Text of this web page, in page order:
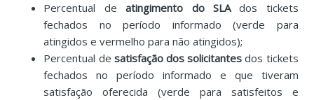
Percentual deatingimento do SLAdos tickets
fechados no período informado (verde para
atingidos e vermelho para não atingidos);
Percentual de satisfação dos solicitantes dos tickets
fechados no período informado e que tiveram
satisfação oferecida (verde para satisfeitos e